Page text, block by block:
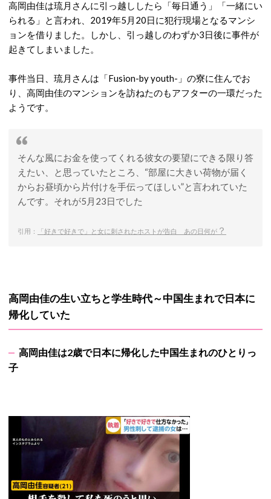
高岡由佳は琉月さんに引っ越ししたら「毎日通う」「一緒にい
られる」と言われ、2019年5月20日に犯行現場となるマンシ
ョンを借りました。しかし、引っ越しのわずか3日後に事件が
起きてしまいました。
事件当日、琉月さんは「Fusion-by youth-」の寮に住んでお
り、高岡由佳のマンションを訪ねたのもアフターの一環だった
ようです。
そんな風にお金を使ってくれる彼女の要望にできる限り答
えたい、と思っていたところ、“部屋に大きい荷物が届く
からお昼頃から片付けを手伝ってほしい”と言われていた
んです。それが5月23日でした
引用： 「好きで好きで」と女に刺されたホストが告白 あの日何が ？
高岡由佳の生い立ちと学生時代～中国生まれで日本に
帰化していた
高岡由佳は2歳で日本に帰化した中国生まれのひとりっ
子